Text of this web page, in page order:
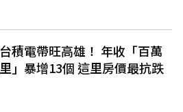
台積電帶旺高雄！ 年收「百萬
里」暴增13個 這里房價最抗跌